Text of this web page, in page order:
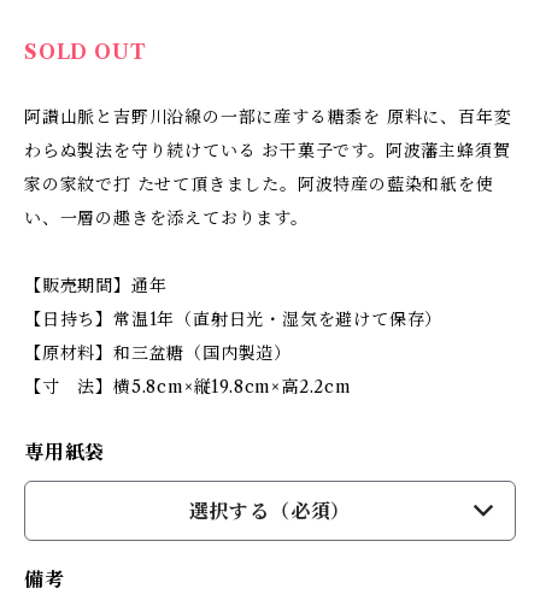
SOLD OUT
阿讃山脈と吉野川沿線の一部に産する糖黍を 原料に、百年変
わらぬ製法を守り続けている お干菓子です。阿波藩主蜂須賀
家の家紋で打 たせて頂きました。阿波特産の藍染和紙を使
い、一層の趣きを添えております。
【販売期間】通年
【日持ち】常温1年（直射日光・湿気を避けて保存）
【原材料】和三盆糖（国内製造）
【寸 法】横5.8cm×縦19.8cm×高2.2cm
専用紙袋
選択する（必須）
備考